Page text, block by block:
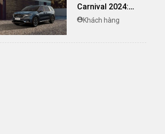
Carnival 2024:
Nâng cấp toàn
Khách hàng